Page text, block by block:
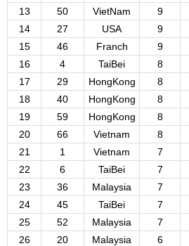
13
50 VietNam 9
14
27 USA 9
15
46 Franch 9
16
4 TaiBei 8
17
29 HongKong 8
18
40 HongKong 8
19
59 HongKong 8
20
66 Vietnam 8
21
1 Vietnam 7
22
6 TaiBei 7
23
36 Malaysia 7
24
45 TaiBei 7
25
52 Malaysia 7
26
20 Malaysia 6